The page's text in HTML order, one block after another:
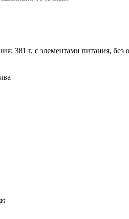
381 г, с элементами питания, без